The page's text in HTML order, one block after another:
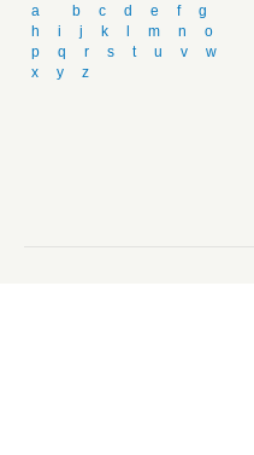
a
b c d e f
g
h
i j k l m n
o
p
q r s t u v
w
x
y z